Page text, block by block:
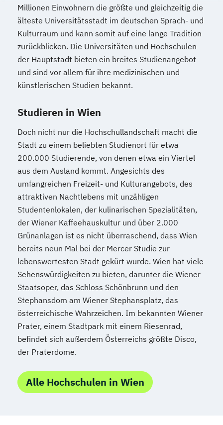
Millionen Einwohnern die größte und gleichzeitig die
älteste Universitätsstadt im deutschen Sprach- und
Kulturraum und kann somit auf eine lange Tradition
zurückblicken. Die Universitäten und Hochschulen
der Hauptstadt bieten ein breites Studienangebot
und sind vor allem für ihre medizinischen und
künstlerischen Studien bekannt.
Studieren in Wien
Doch nicht nur die Hochschullandschaft macht die
Stadt zu einem beliebten Studienort für etwa
200.000 Studierende, von denen etwa ein Viertel
aus dem Ausland kommt. Angesichts des
umfangreichen Freizeit- und Kulturangebots, des
attraktiven Nachtlebens mit unzähligen
Studentenlokalen, der kulinarischen Spezialitäten,
der Wiener Kaffeehauskultur und über 2.000
Grünanlagen ist es nicht überraschend, dass Wien
bereits neun Mal bei der Mercer Studie zur
lebenswertesten Stadt gekürt wurde. Wien hat viele
Sehenswürdigkeiten zu bieten, darunter die Wiener
Staatsoper, das Schloss Schönbrunn und den
Stephansdom am Wiener Stephansplatz, das
österreichische Wahrzeichen. Im bekannten Wiener
Prater, einem Stadtpark mit einem Riesenrad,
befindet sich außerdem Österreichs größte Disco,
der Praterdome.
Alle Hochschulen in Wien